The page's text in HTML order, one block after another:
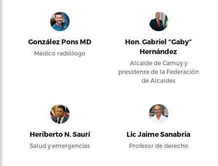
González Pons MD
Médico radiólogo
Hon. Gabriel “Gaby”
Hernández
Alcalde de Camuy y
presidente de la Federación
de Alcaldes
Heriberto N. Saurí
Salud y emergencias
Lic Jaime Sanabria
Profesor de derecho